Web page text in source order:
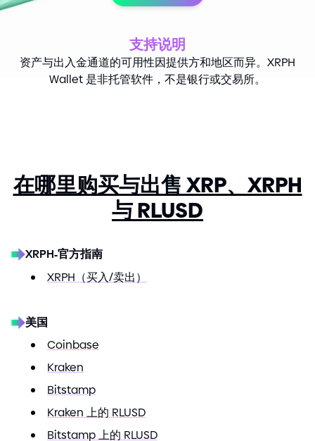
支持说明
资产与出入金通道的可用性因提供方和地区而异。XRPH
Wallet 是非托管软件，不是银行或交易所。
在哪里购买与出售 XRP、XRPH
与 RLUSD
XRPH-官方指南
XRPH（买入/卖出）
美国
Coinbase
Kraken
Bitstamp
Kraken 上的 RLUSD
Bitstamp 上的 RLUSD